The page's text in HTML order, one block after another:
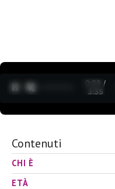
0:30 /
3:35
Contenuti
CHI È
ETÀ